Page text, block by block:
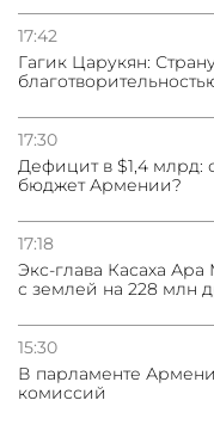
17:42
Гагик Царукян:
17:30
Дефицит в $1,4 млрд:
бюджет Армении?
17:18
Экс-глава Касаха
с землей на 228 млн
15:30
В парламенте
комиссий